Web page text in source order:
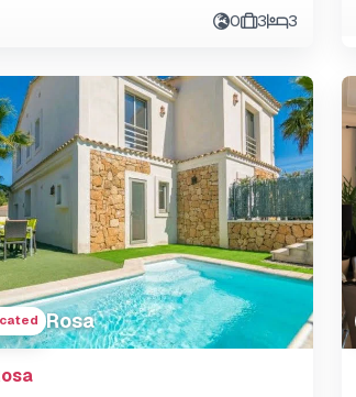
0 3 3
Rosa